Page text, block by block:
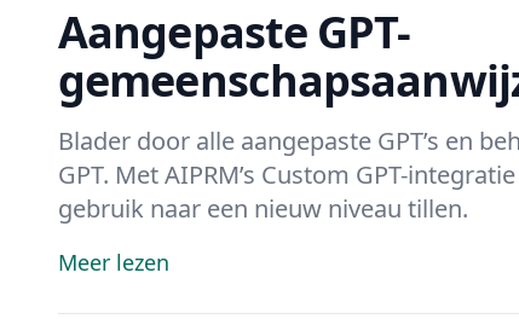
Aangepaste GPT-
Blader door alle aangepaste GPT’s en
GPT. Met AIPRM’s Custom GPT-
gebruik naar een nieuw niveau tillen.
Meer lezen